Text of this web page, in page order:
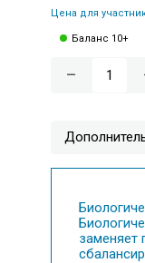
Цена для
Баланс 10+
заменяет